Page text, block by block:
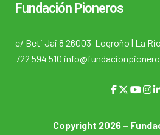
Fundación Pioneros
c/ Beti Jai 8 26003-Logroño | La
722 594 510
Copyright 2026 –